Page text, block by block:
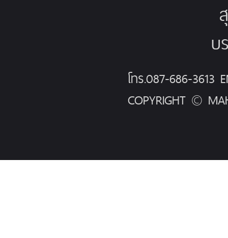
บ
โทร.087-686-3613
COPYRIGHT ©